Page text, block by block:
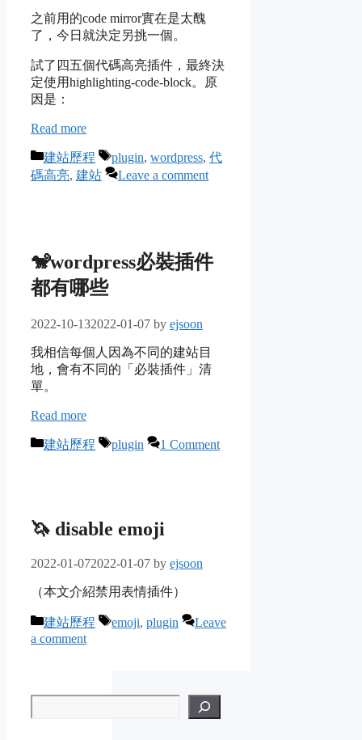
之前用的code mirror實在是太醜
了，今日就決定另挑一個。
試了四五個代碼高亮插件，最終決
定使用highlighting-code-block。原
因是：
Read more
Categories
建站歷程 Tags
plugin, wordpress, 代
碼高亮, 建站 Leave a comment
🐒wordpress必裝插件
都有哪些
2022-10-132022-01-07 by ejsoon
我相信每個人因為不同的建站目
地，會有不同的「必裝插件」清
單。
Read more
Categories
建站歷程 Tags
plugin 1 Comment
🦄 disable emoji
2022-01-072022-01-07 by ejsoon
（本文介紹禁用表情插件）
Categories
建站歷程 Tags
emoji, plugin
Leave
a comment